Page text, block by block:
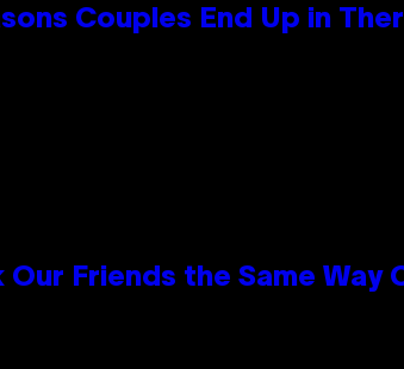
Couples End Up in
Friends the Same Way